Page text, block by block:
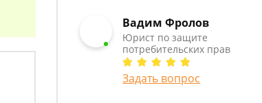
Вадим Фролов
Юрист по защите
потребительских прав
Задать вопрос